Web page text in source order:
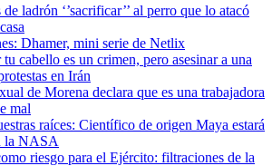
ladrón ‘’sacrificar’’ al perro que lo atacó
Dhamer, mini serie de Netlix
cabello es un crimen, pero asesinar a una
en Irán
de Morena declara que es una trabajadora
mal
raíces: Científico de origen Maya estará
la NASA
riesgo para el Ejército: filtraciones de la